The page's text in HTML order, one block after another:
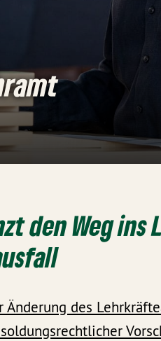
den Weg ins
Änderung des